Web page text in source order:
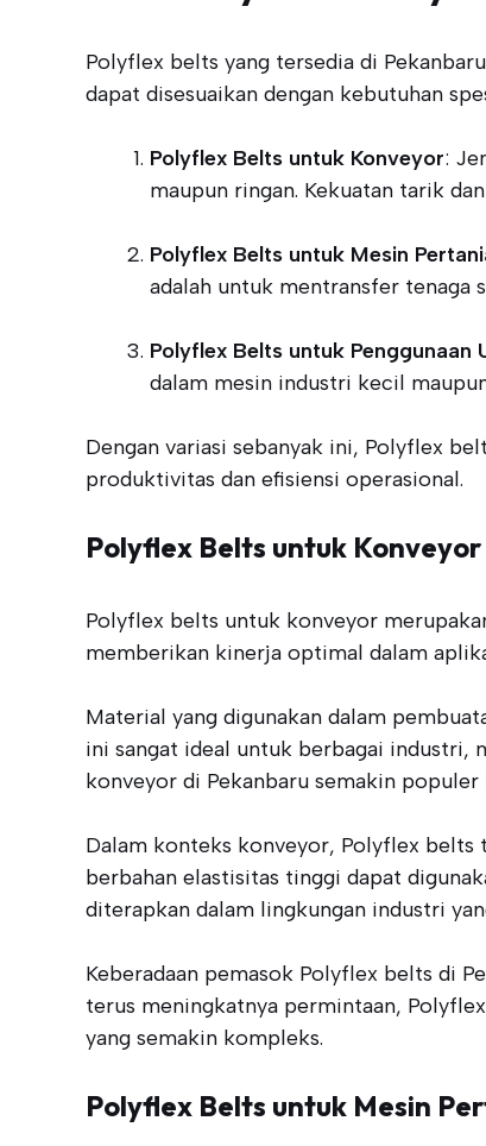
Polyflex belts yang tersedia di
dapat disesuaikan dengan kebutuhan
Polyflex Belts untuk Konveyor:
maupun ringan. Kekuatan tarik
Polyflex Belts untuk Mesin
adalah untuk mentransfer tenaga
Polyflex Belts untuk Penggunaan
dalam mesin industri kecil
Dengan variasi sebanyak ini, Polyflex
produktivitas dan efisiensi operasional.
Polyflex Belts untuk Konveyor
Polyflex belts untuk konveyor
memberikan kinerja optimal dalam
Material yang digunakan dalam
ini sangat ideal untuk berbagai industri,
konveyor di Pekanbaru semakin
Dalam konteks konveyor, Polyflex belts
berbahan elastisitas tinggi dapat
diterapkan dalam lingkungan industri
Keberadaan pemasok Polyflex belts di
terus meningkatnya permintaan,
yang semakin kompleks.
Polyflex Belts untuk Mesin